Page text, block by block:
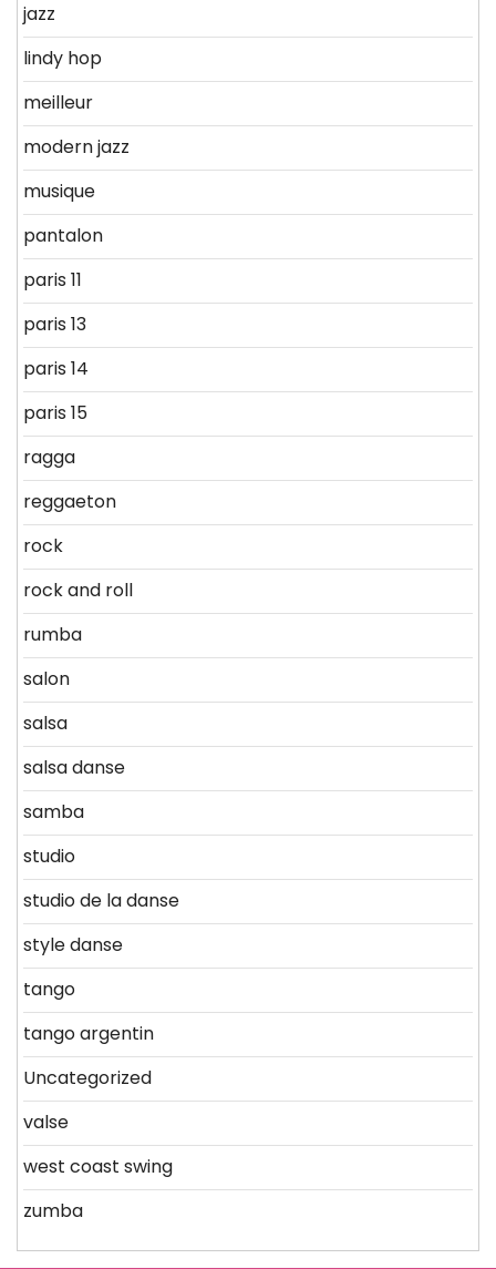
jazz
lindy hop
meilleur
modern jazz
musique
pantalon
paris 11
paris 13
paris 14
paris 15
ragga
reggaeton
rock
rock and roll
rumba
salon
salsa
salsa danse
samba
studio
studio de la danse
style danse
tango
tango argentin
Uncategorized
valse
west coast swing
zumba